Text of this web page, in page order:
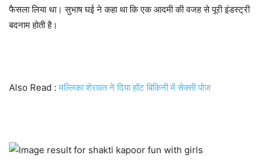
फैसला लिया था। सुभाष घई ने कहा था कि एक आदमी की वजह से पूरी इंडस्ट्री
बदनाम होती है।
Also Read :मल्लिका शेरावत ने दिया हॉट बिकिनी में सेक्सी पोज